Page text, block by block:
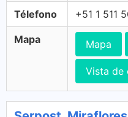
Télefono +51 1 511
Mapa Mapa
Vista de